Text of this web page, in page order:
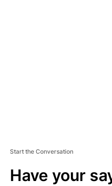
Start the Conversation
Have your